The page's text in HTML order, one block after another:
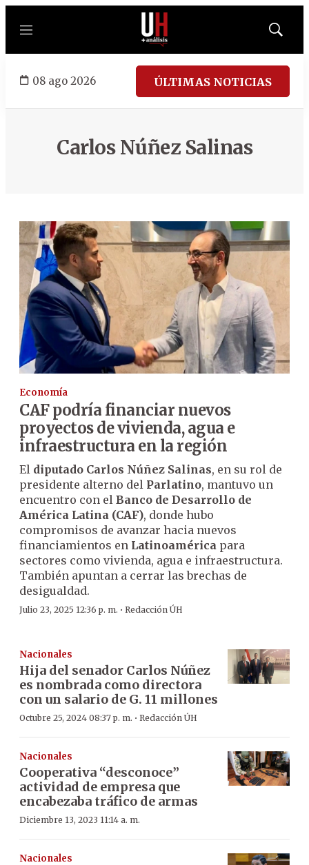
Menú
Mostrar
08 ago 2026 ÚLTIMAS NOTICIAS
Carlos Núñez Salinas
Economía
CAF podría financiar nuevos
proyectos de vivienda, agua e
infraestructura en la región
El diputado Carlos Núñez Salinas, en su rol de
presidente alterno del Parlatino, mantuvo un
encuentro con el Banco de Desarrollo de
América Latina (CAF), donde hubo
compromisos de avanzar hacia nuevos
financiamientos en Latinoamérica para
sectores como vivienda, agua e infraestructura.
También apuntan a cerrar las brechas de
desigualdad.
Julio 23, 2025 12:36 p. m. · Redacción ÚH
Nacionales
Hija del senador Carlos Núñez
es nombrada como directora
con un salario de G. 11 millones
Octubre 25, 2024 08:37 p. m. · Redacción ÚH
Nacionales
Cooperativa “desconoce”
actividad de empresa que
encabezaba tráfico de armas
Diciembre 13, 2023 11:14 a. m.
Nacionales